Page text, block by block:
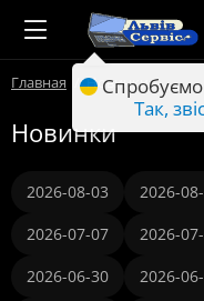
Главная Новинки
Новинки
2026-08-03 2026-
2026-07-07
2026-
2026-06-30
2026-
Спробуємо
Так,